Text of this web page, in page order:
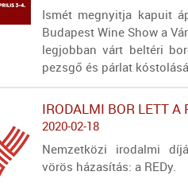
Ismét megnyitja kapuit
Budapest Wine Show a
legjobban várt beltéri
pezsgő és párlat
IRODALMI BOR LETT A
2020-02-18
Nemzetközi irodalmi
vörös házasítás: a REDy.